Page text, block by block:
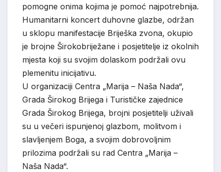
pomogne onima kojima je pomoć najpotrebnija.
Humanitarni koncert duhovne glazbe, održan
u sklopu manifestacije Briješka zvona, okupio
je brojne Širokobriježane i posjetitelje iz okolnih
mjesta koji su svojim dolaskom podržali ovu
plemenitu inicijativu.
U organizaciji Centra „Marija – Naša Nada“,
Grada Širokog Brijega i Turističke zajednice
Grada Širokog Brijega, brojni posjetitelji uživali
su u večeri ispunjenoj glazbom, molitvom i
slavljenjem Boga, a svojim dobrovoljnim
prilozima podržali su rad Centra „Marija –
Naša Nada“.